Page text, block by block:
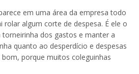
em uma área da empresa todo
rolar algum corte de despesa. É ele o
dos gastos e manter a
quanto ao desperdício e despesas
porque muitos coleguinhas